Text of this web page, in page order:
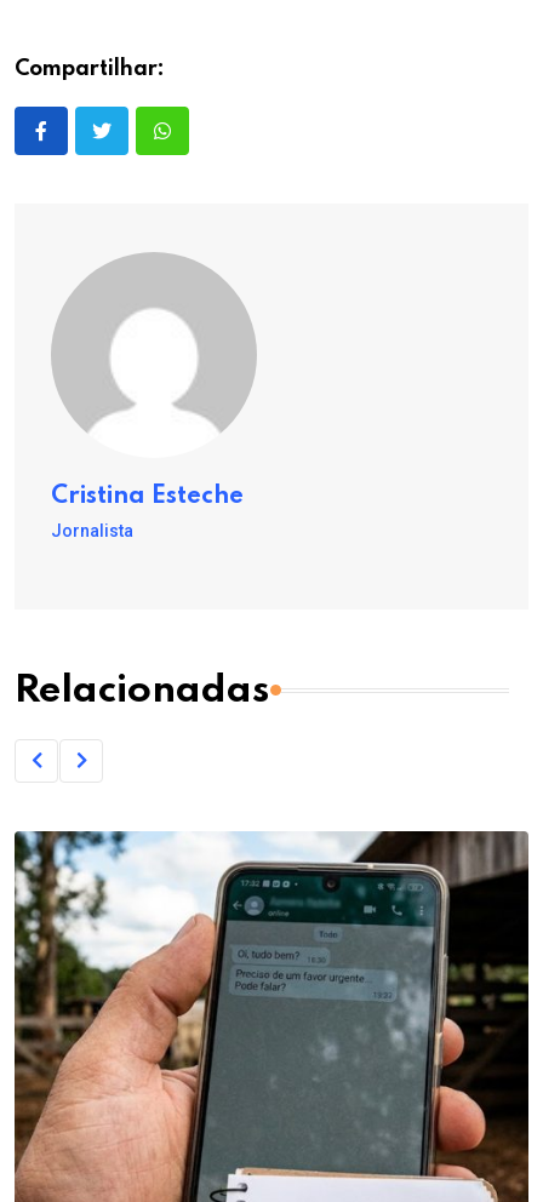
Compartilhar:
Cristina Esteche
Jornalista
Relacionadas